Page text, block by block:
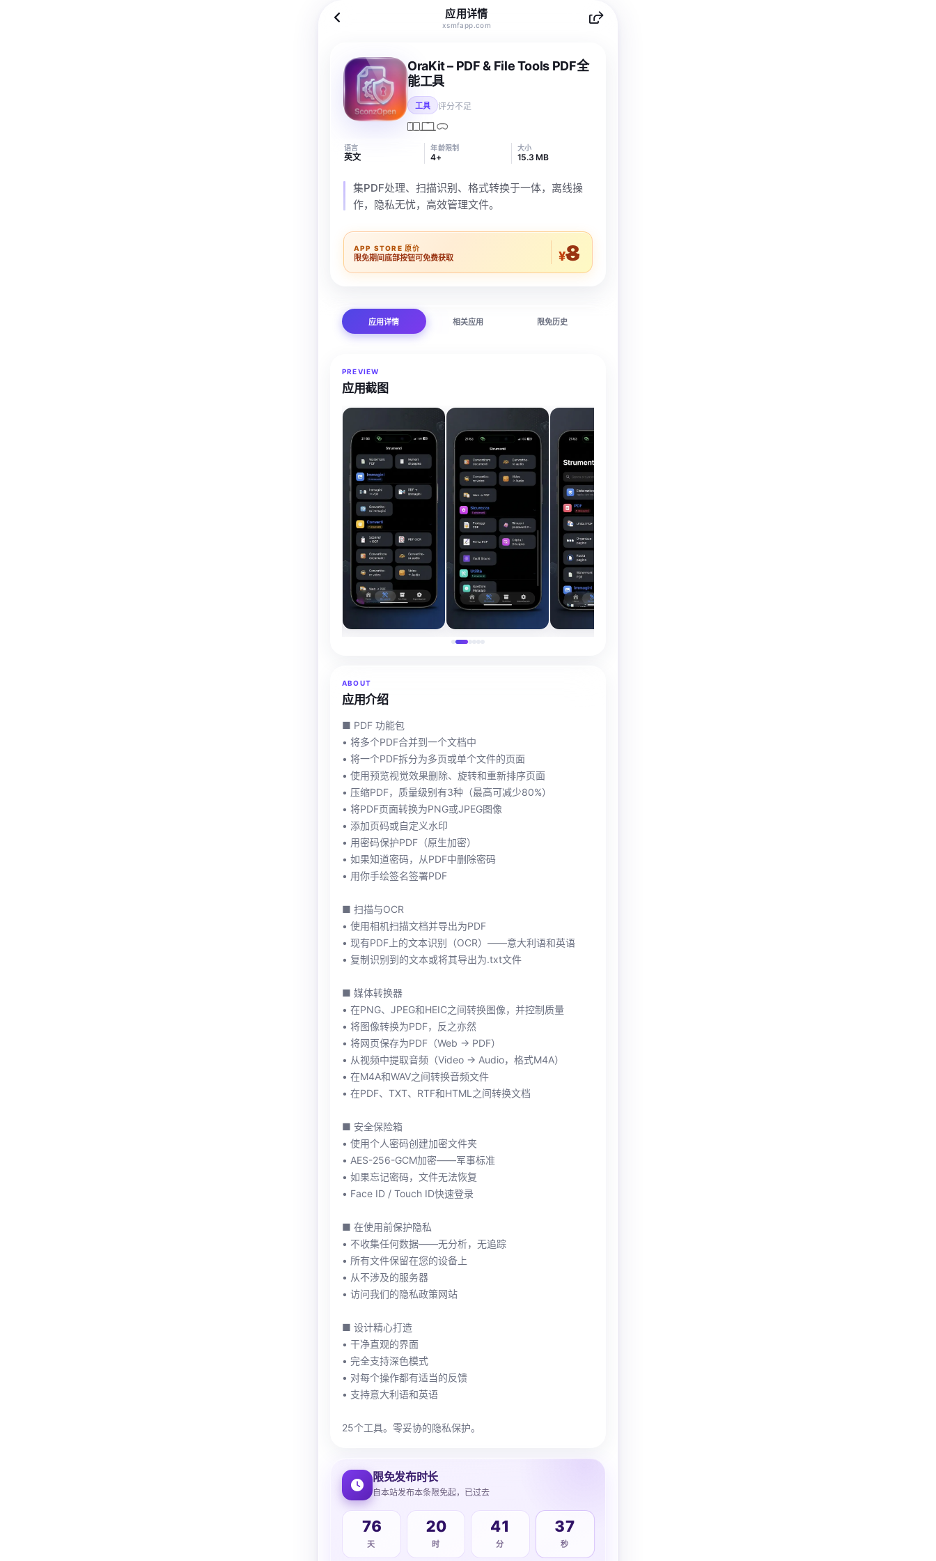
应用详情
xsmfapp.com
OraKit – PDF & File Tools PDF全
能工具
工具 评分不足
语言
英文
年龄限制
4+
大小
15.3 MB
集PDF处理、扫描识别、格式转换于一体，离线操
作，隐私无忧，高效管理文件。
APP STORE 原价
限免期间底部按钮可免费获取 ¥8
应用详情 相关应用 限免历史
PREVIEW
应用截图
ABOUT
应用介绍
■ PDF 功能包
• 将多个PDF合并到一个文档中
• 将一个PDF拆分为多页或单个文件的页面
• 使用预览视觉效果删除、旋转和重新排序页面
• 压缩PDF，质量级别有3种（最高可减少80%）
• 将PDF页面转换为PNG或JPEG图像
• 添加页码或自定义水印
• 用密码保护PDF（原生加密）
• 如果知道密码，从PDF中删除密码
• 用你手绘签名签署PDF
■ 扫描与OCR
• 使用相机扫描文档并导出为PDF
• 现有PDF上的文本识别（OCR）——意大利语和英语
• 复制识别到的文本或将其导出为.txt文件
■ 媒体转换器
• 在PNG、JPEG和HEIC之间转换图像，并控制质量
• 将图像转换为PDF，反之亦然
• 将网页保存为PDF（Web → PDF）
• 从视频中提取音频（Video → Audio，格式M4A）
• 在M4A和WAV之间转换音频文件
• 在PDF、TXT、RTF和HTML之间转换文档
■ 安全保险箱
• 使用个人密码创建加密文件夹
• AES-256-GCM加密——军事标准
• 如果忘记密码，文件无法恢复
• Face ID / Touch ID快速登录
■ 在使用前保护隐私
• 不收集任何数据——无分析，无追踪
• 所有文件保留在您的设备上
• 从不涉及的服务器
• 访问我们的隐私政策网站
■ 设计精心打造
• 干净直观的界面
• 完全支持深色模式
• 对每个操作都有适当的反馈
• 支持意大利语和英语
25个工具。零妥协的隐私保护。
限免发布时长
自本站发布本条限免起，已过去
76
天
20
时
41
分
39
秒